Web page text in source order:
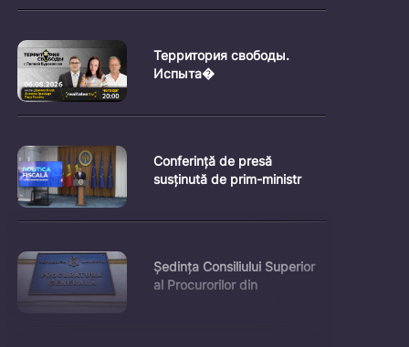
Территория свободы.
Испыта�
Conferință de presă
susținută de prim-ministr
Ședința Consiliului Superior
al Procurorilor din